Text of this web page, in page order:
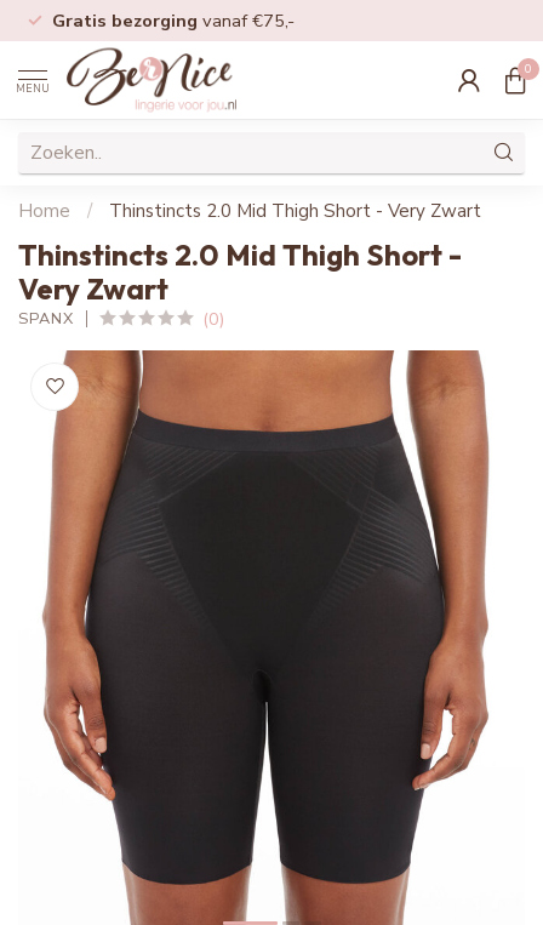
Gratis bezorging vanaf €75,-
MENU
0
Home / Thinstincts 2.0 Mid Thigh Short - Very Zwart
Thinstincts 2.0 Mid Thigh Short -
Very Zwart
SPANX (0)